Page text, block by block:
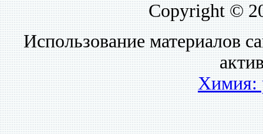
Copyright ©
Использование материалов
Химия: